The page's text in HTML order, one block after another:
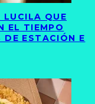
LUCILA QUE
EL TIEMPO
DE ESTACIÓN E